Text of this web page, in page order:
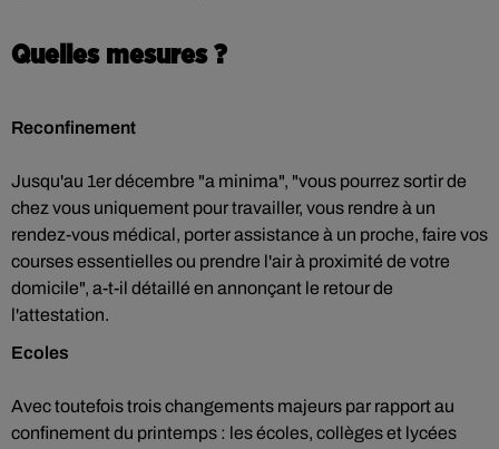
Quelles mesures ?
Reconfinement
Jusqu'au 1er décembre "a minima", "vous pourrez sortir de
chez vous uniquement pour travailler, vous rendre à un
rendez-vous médical, porter assistance à un proche, faire vos
courses essentielles ou prendre l'air à proximité de votre
domicile", a-t-il détaillé en annonçant le retour de
l'attestation.
Ecoles
Avec toutefois trois changements majeurs par rapport au
confinement du printemps : les écoles, collèges et lycées